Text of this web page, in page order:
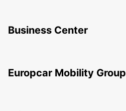
Business Center
Europcar Mobility Group